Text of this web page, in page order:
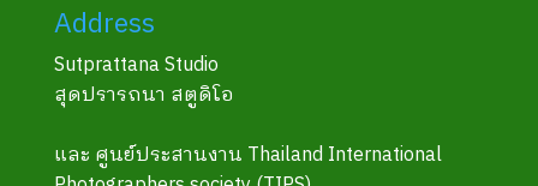
Address
Sutprattana Studio
สุดปรารถนา สตูดิโอ
และ ศูนย์ประสานงาน Thailand International